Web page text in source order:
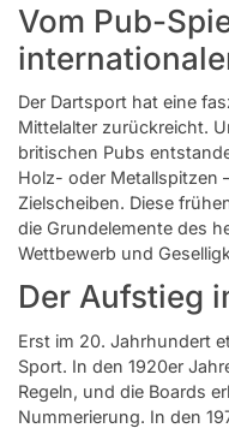
Vom Pub-
Der Dartsport hat eine
Mittelalter zurückreicht.
britischen Pubs
Holz- oder Metallspitzen
Zielscheiben. Diese
die Grundelemente des
Wettbewerb und
Der Aufstieg
Erst im 20. Jahrhundert
Sport. In den 1920er
Regeln, und die Boards
Nummerierung. In den